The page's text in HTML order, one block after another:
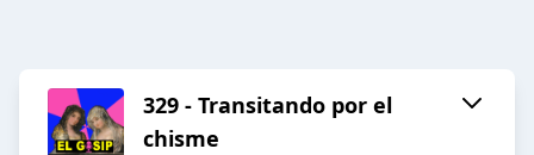
329 - Transitando por el
chisme